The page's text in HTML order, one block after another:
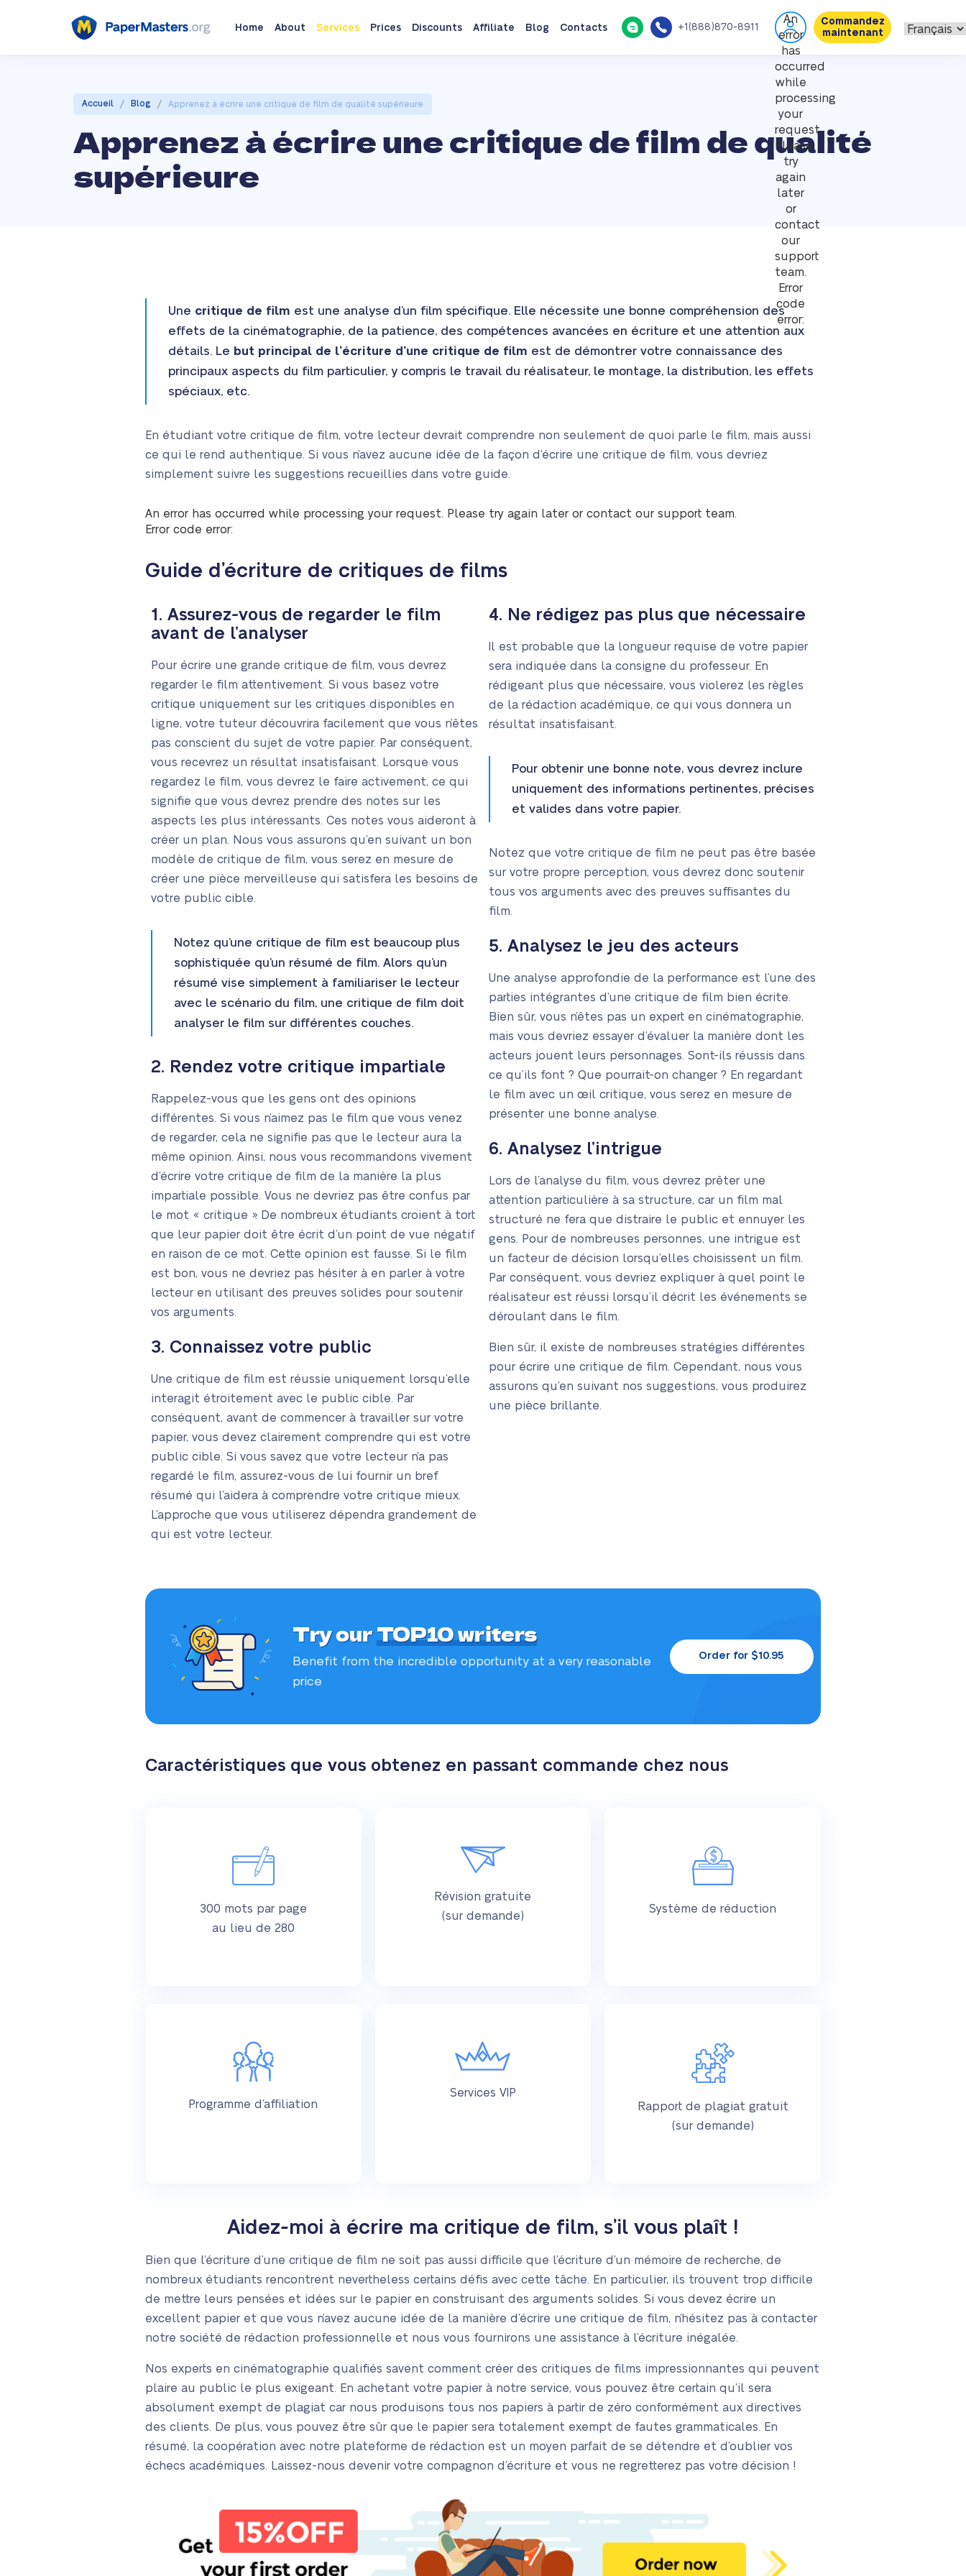
Home About Services Prices Discounts Affiliate Blog Contacts +1(888)870-8911
An
error
has
occurred
while
processing
your
request.
Please
try
again
later
or
contact
our
support
team.
Error
code
error:
Commandez
maintenant
Accueil / Blog / Apprenez à écrire une critique de film de qualité supérieure
Apprenez à écrire une critique de film de qualité
supérieure
Une critique de film est une analyse d’un film spécifique. Elle nécessite une bonne compréhension des
effets de la cinématographie, de la patience, des compétences avancées en écriture et une attention aux
détails. Le but principal de l’écriture d’une critique de film est de démontrer votre connaissance des
principaux aspects du film particulier, y compris le travail du réalisateur, le montage, la distribution, les effets
spéciaux, etc.
En étudiant votre critique de film, votre lecteur devrait comprendre non seulement de quoi parle le film, mais aussi
ce qui le rend authentique. Si vous n’avez aucune idée de la façon d’écrire une critique de film, vous devriez
simplement suivre les suggestions recueillies dans votre guide.
An error has occurred while processing your request. Please try again later or contact our support team.
Error code error:
Guide d’écriture de critiques de films
1. Assurez-vous de regarder le film
avant de l’analyser
Pour écrire une grande critique de film, vous devrez
regarder le film attentivement. Si vous basez votre
critique uniquement sur les critiques disponibles en
ligne, votre tuteur découvrira facilement que vous n’êtes
pas conscient du sujet de votre papier. Par conséquent,
vous recevrez un résultat insatisfaisant. Lorsque vous
regardez le film, vous devrez le faire activement, ce qui
signifie que vous devrez prendre des notes sur les
aspects les plus intéressants. Ces notes vous aideront à
créer un plan. Nous vous assurons qu’en suivant un bon
modèle de critique de film, vous serez en mesure de
créer une pièce merveilleuse qui satisfera les besoins de
votre public cible.
Notez qu’une critique de film est beaucoup plus
sophistiquée qu’un résumé de film. Alors qu’un
résumé vise simplement à familiariser le lecteur
avec le scénario du film, une critique de film doit
analyser le film sur différentes couches.
2. Rendez votre critique impartiale
Rappelez-vous que les gens ont des opinions
différentes. Si vous n’aimez pas le film que vous venez
de regarder, cela ne signifie pas que le lecteur aura la
même opinion. Ainsi, nous vous recommandons vivement
d’écrire votre critique de film de la manière la plus
impartiale possible. Vous ne devriez pas être confus par
le mot « critique ». De nombreux étudiants croient à tort
que leur papier doit être écrit d’un point de vue négatif
en raison de ce mot. Cette opinion est fausse. Si le film
est bon, vous ne devriez pas hésiter à en parler à votre
lecteur en utilisant des preuves solides pour soutenir
vos arguments.
3. Connaissez votre public
Une critique de film est réussie uniquement lorsqu’elle
interagit étroitement avec le public cible. Par
conséquent, avant de commencer à travailler sur votre
papier, vous devez clairement comprendre qui est votre
public cible. Si vous savez que votre lecteur n’a pas
regardé le film, assurez-vous de lui fournir un bref
résumé qui l’aidera à comprendre votre critique mieux.
L’approche que vous utiliserez dépendra grandement de
qui est votre lecteur.
4. Ne rédigez pas plus que nécessaire
Il est probable que la longueur requise de votre papier
sera indiquée dans la consigne du professeur. En
rédigeant plus que nécessaire, vous violerez les règles
de la rédaction académique, ce qui vous donnera un
résultat insatisfaisant.
Pour obtenir une bonne note, vous devrez inclure
uniquement des informations pertinentes, précises
et valides dans votre papier.
Notez que votre critique de film ne peut pas être basée
sur votre propre perception, vous devrez donc soutenir
tous vos arguments avec des preuves suffisantes du
film.
5. Analysez le jeu des acteurs
Une analyse approfondie de la performance est l’une des
parties intégrantes d’une critique de film bien écrite.
Bien sûr, vous n’êtes pas un expert en cinématographie,
mais vous devriez essayer d’évaluer la manière dont les
acteurs jouent leurs personnages. Sont-ils réussis dans
ce qu’ils font ? Que pourrait-on changer ? En regardant
le film avec un œil critique, vous serez en mesure de
présenter une bonne analyse.
6. Analysez l’intrigue
Lors de l’analyse du film, vous devrez prêter une
attention particulière à sa structure, car un film mal
structuré ne fera que distraire le public et ennuyer les
gens. Pour de nombreuses personnes, une intrigue est
un facteur de décision lorsqu’elles choisissent un film.
Par conséquent, vous devriez expliquer à quel point le
réalisateur est réussi lorsqu’il décrit les événements se
déroulant dans le film.
Bien sûr, il existe de nombreuses stratégies différentes
pour écrire une critique de film. Cependant, nous vous
assurons qu’en suivant nos suggestions, vous produirez
une pièce brillante.
Try ourTOP10 writers
Benefit from the incredible opportunity at a very reasonable
price
Order for $10.95
Caractéristiques que vous obtenez en passant commande chez nous
300 mots par page
au lieu de 280
Révision gratuite
(sur demande)
Système de réduction
Programme d’affiliation
Services VIP
Rapport de plagiat gratuit
(sur demande)
Aidez-moi à écrire ma critique de film, s’il vous plaît !
Bien que l’écriture d’une critique de film ne soit pas aussi difficile que l’écriture d’un mémoire de recherche, de
nombreux étudiants rencontrent nevertheless certains défis avec cette tâche. En particulier, ils trouvent trop difficile
de mettre leurs pensées et idées sur le papier en construisant des arguments solides. Si vous devez écrire un
excellent papier et que vous n’avez aucune idée de la manière d’écrire une critique de film, n’hésitez pas à contacter
notre société de rédaction professionnelle et nous vous fournirons une assistance à l’écriture inégalée.
Nos experts en cinématographie qualifiés savent comment créer des critiques de films impressionnantes qui peuvent
plaire au public le plus exigeant. En achetant votre papier à notre service, vous pouvez être certain qu’il sera
absolument exempt de plagiat car nous produisons tous nos papiers à partir de zéro conformément aux directives
des clients. De plus, vous pouvez être sûr que le papier sera totalement exempt de fautes grammaticales. En
résumé, la coopération avec notre plateforme de rédaction est un moyen parfait de se détendre et d’oublier vos
échecs académiques. Laissez-nous devenir votre compagnon d’écriture et vous ne regretterez pas votre décision !